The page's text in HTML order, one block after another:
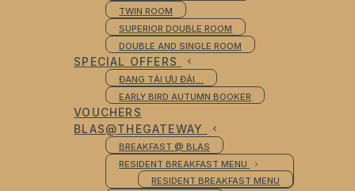
TWIN ROOM
SUPERIOR DOUBLE ROOM
DOUBLE AND SINGLE ROOM
SPECIAL OFFERS
ĐANG TẢI ƯU ĐÃI…
EARLY BIRD AUTUMN BOOKER
VOUCHERS
BLAS@THEGATEWAY
BREAKFAST @ BLAS
RESIDENT BREAKFAST MENU
RESIDENT BREAKFAST MENU